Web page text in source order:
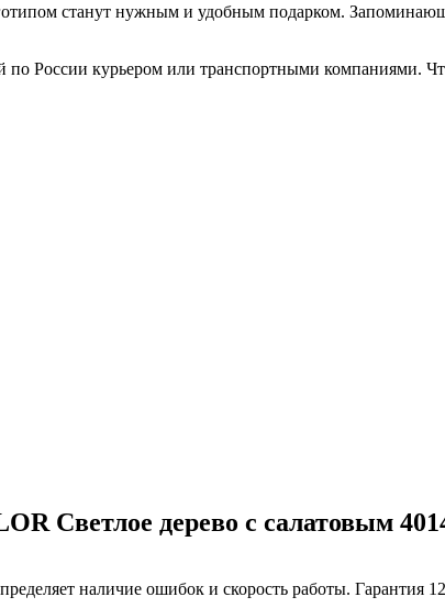
станут нужным и удобным подарком.
по России курьером или транспортными компаниями.
Светлое дерево с салатовым
наличие ошибок и скорость работы. Гарантия